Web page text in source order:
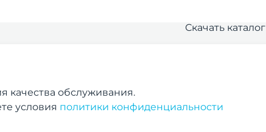
Скачать каталог
moscow@safe.ru
обслуживания.
условия политики конфиденциальности